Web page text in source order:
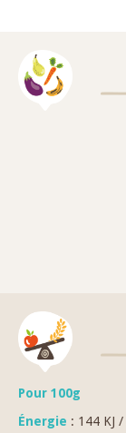
Pour 100g
Énergie : 144 KJ /